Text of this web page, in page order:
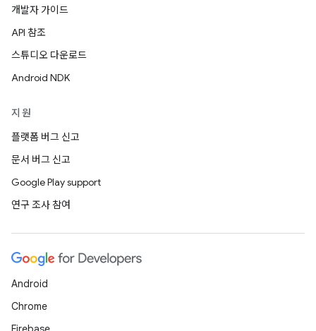
개발자 가이드
API 참조
스튜디오 다운로드
Android NDK
지원
플랫폼 버그 신고
문서 버그 신고
Google Play support
연구 조사 참여
Android
Chrome